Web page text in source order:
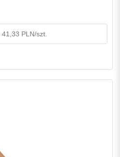
41,33 PLN/szt.